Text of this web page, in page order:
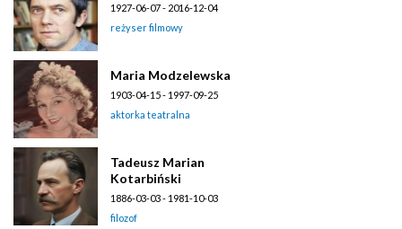
1927-06-07 - 2016-12-04
reżyser filmowy
Maria Modzelewska
1903-04-15 - 1997-09-25
aktorka teatralna
Tadeusz Marian
Kotarbiński
1886-03-03 - 1981-10-03
filozof